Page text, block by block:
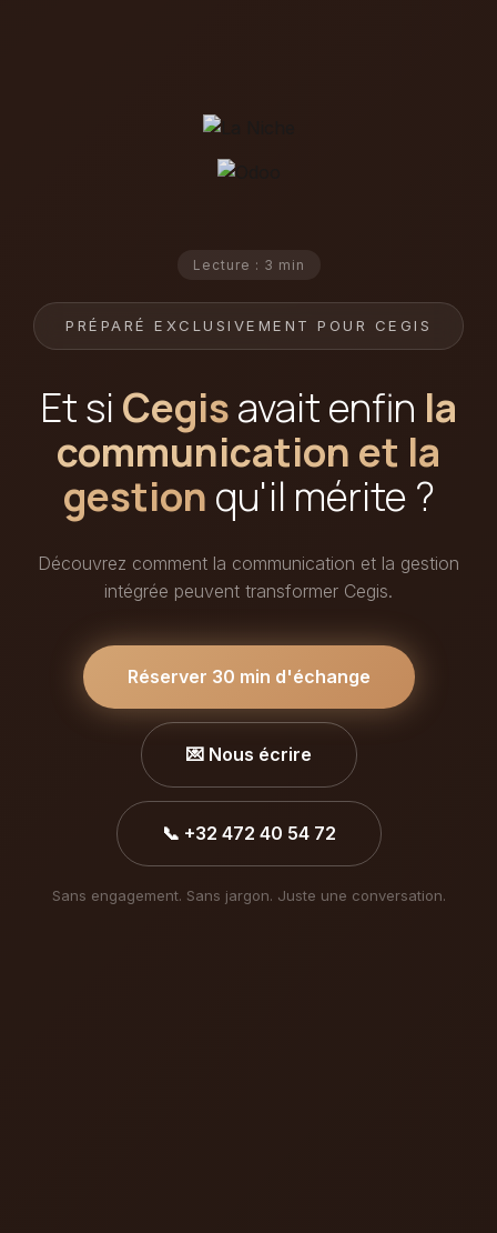
Lecture : 3 min
PRÉPARÉ EXCLUSIVEMENT POUR CEGIS
Et si Cegisavait enfin la
communication et la
gestion qu'il mérite ?
Découvrez comment la communication et la gestion
intégrée peuvent transformer Cegis.
Réserver 30 min d'échange
💌 Nous écrire
📞 +32 472 40 54 72
Sans engagement. Sans jargon. Juste une conversation.